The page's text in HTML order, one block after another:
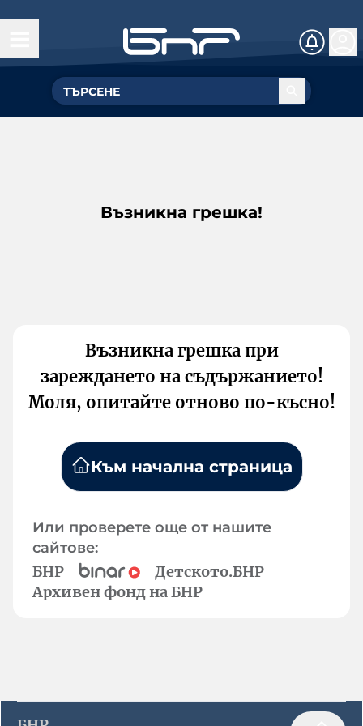
Възникна грешка!
Възникна грешка при
зареждането на съдържанието!
Моля, опитайте отново по-късно!
Към начална страница
Или проверете още от нашите
сайтове:
БНР
Детското.БНР
Архивен фонд на БНР